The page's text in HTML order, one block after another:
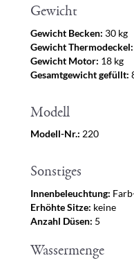
Gewicht
Gewicht Becken: 30 kg
Gewicht Thermodeckel:
Gewicht Motor: 18 kg
Gesamtgewicht gefüllt:
Modell
Modell-Nr.: 220
Sonstiges
Innenbeleuchtung:
Erhöhte Sitze: keine
Anzahl Düsen: 5
Wassermenge